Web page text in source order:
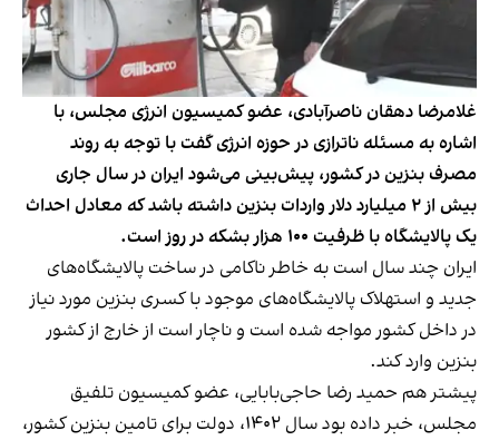
غلامرضا دهقان ناصرآبادی، عضو کمیسیون انرژی مجلس، با
اشاره به مسئله ناترازی در حوزه انرژی گفت با توجه به روند
مصرف بنزین در کشور، پیش‌بینی می‌شود ایران در سال جاری
بیش از ۲ میلیارد دلار واردات بنزین داشته باشد که معادل احداث
یک پالایشگاه با ظرفیت ۱۰۰ هزار بشکه در روز است.
ایران چند سال است به خاطر ناکامی در ساخت پالایشگاه‌های
جدید و استهلاک پالایشگاه‌های موجود با کسری بنزین مورد نیاز
در داخل کشور مواجه شده است و ناچار است از خارج از کشور
بنزین وارد کند.
پیشتر هم حمید رضا حاجی‌بابایی، عضو کمیسیون تلفیق
مجلس، خبر داده بود سال ۱۴۰۲، دولت برای تامین بنزین کشور،